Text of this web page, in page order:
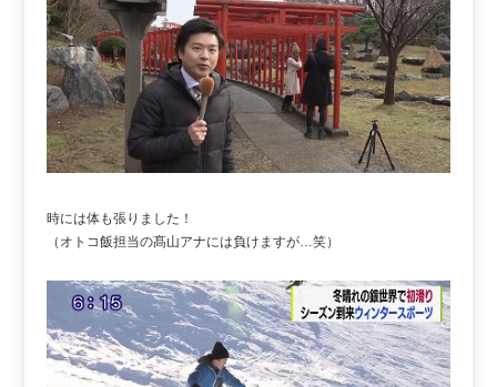
時には体も張りました！
（オトコ飯担当の髙山アナには負けますが…笑）